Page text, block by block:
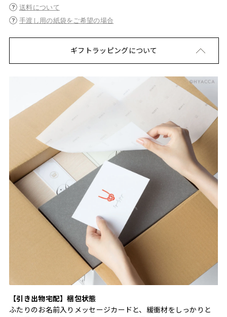
送料について
手渡し用の紙袋をご希望の場合
ギフトラッピングについて
【引き出物宅配】梱包状態
ふたりのお名前入りメッセージカードと、緩衝材をしっかりと